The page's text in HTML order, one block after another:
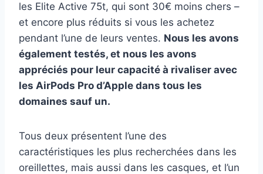
les Elite Active 75t, qui sont 30€ moins chers –
et encore plus réduits si vous les achetez
pendant l’une de leurs ventes. Nous les avons
également testés, et nous les avons
appréciés pour leur capacité à rivaliser avec
les AirPods Pro d’Apple dans tous les
domaines sauf un.
Tous deux présentent l’une des
caractéristiques les plus recherchées dans les
oreillettes, mais aussi dans les casques, et l’un